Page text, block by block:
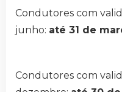
Condutores com
junho: até 31 de
Condutores com